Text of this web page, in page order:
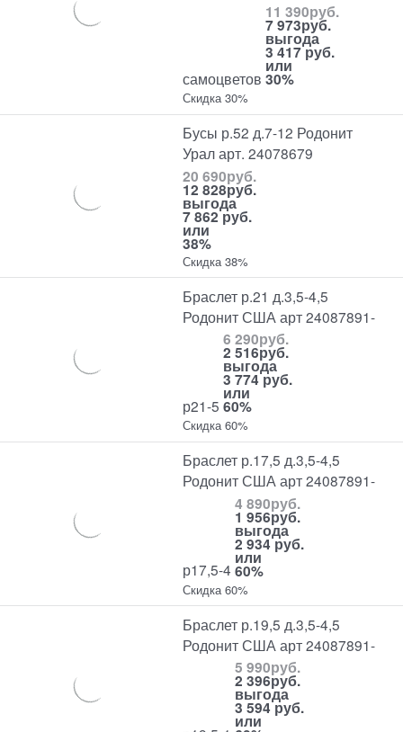
самоцветов
11 390руб.
7 973руб.
выгода
3 417 руб.
или
30%
Скидка 30%
Бусы р.52 д.7-12 Родонит
Урал арт. 24078679
20 690руб.
12 828руб.
выгода
7 862 руб.
или
38%
Скидка 38%
Браслет р.21 д.3,5-4,5
Родонит США арт 24087891-
р21-5
6 290руб.
2 516руб.
выгода
3 774 руб.
или
60%
Скидка 60%
Браслет р.17,5 д.3,5-4,5
Родонит США арт 24087891-
р17,5-4
4 890руб.
1 956руб.
выгода
2 934 руб.
или
60%
Скидка 60%
Браслет р.19,5 д.3,5-4,5
Родонит США арт 24087891-
5 990руб.
2 396руб.
выгода
3 594 руб.
или